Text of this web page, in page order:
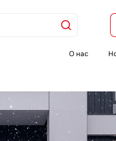
О нас